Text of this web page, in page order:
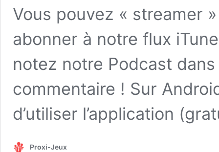
Vous pouvez « streamer
abonner à notre flux
notez notre Podcast
commentaire ! Sur
d’utiliser l’application
Proxi-Jeux